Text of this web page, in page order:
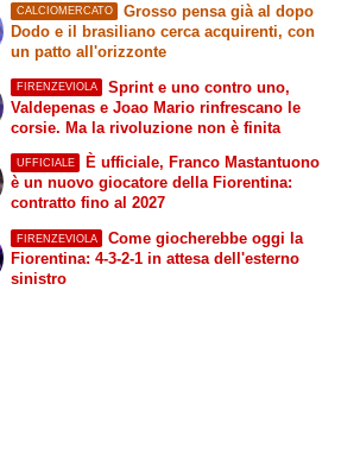
CALCIOMERCATO
Grosso pensa già al dopo
Dodo e il brasiliano cerca acquirenti, con
un patto all'orizzonte
FIRENZEVIOLA
Sprint e uno contro uno,
Valdepenas e Joao Mario rinfrescano le
corsie. Ma la rivoluzione non è finita
UFFICIALE
È ufficiale, Franco Mastantuono
è un nuovo giocatore della Fiorentina:
contratto fino al 2027
FIRENZEVIOLA
Come giocherebbe oggi la
Fiorentina: 4-3-2-1 in attesa dell'esterno
sinistro